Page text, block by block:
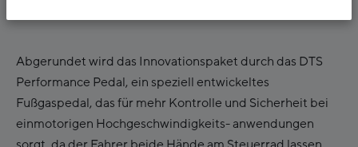
DTS Performance Pedal
Abgerundet wird das Innovationspaket durch das DTS
Performance Pedal, ein speziell entwickeltes
Fußgaspedal, das für mehr Kontrolle und Sicherheit bei
einmotorigen Hochgeschwindigkeits- anwendungen